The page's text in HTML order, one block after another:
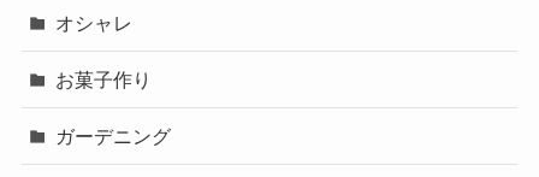
オシャレ
お菓子作り
ガーデニング